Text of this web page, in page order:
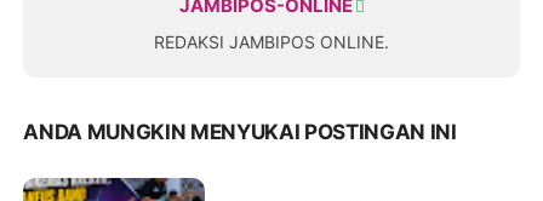
JAMBIPOS-ONLINE
REDAKSI JAMBIPOS ONLINE.
ANDA MUNGKIN MENYUKAI POSTINGAN INI